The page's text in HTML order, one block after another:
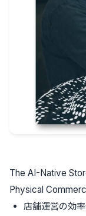
The AI-Native
Physical
店舗運営の効